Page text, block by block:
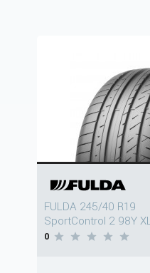
FULDA 245/40 R19
SportControl 2 98Y
0